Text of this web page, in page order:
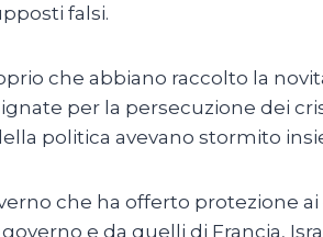
falsi.
che abbiano raccolto la
per la persecuzione dei
politica avevano stormito
che ha offerto protezione
e da quelli di Francia,